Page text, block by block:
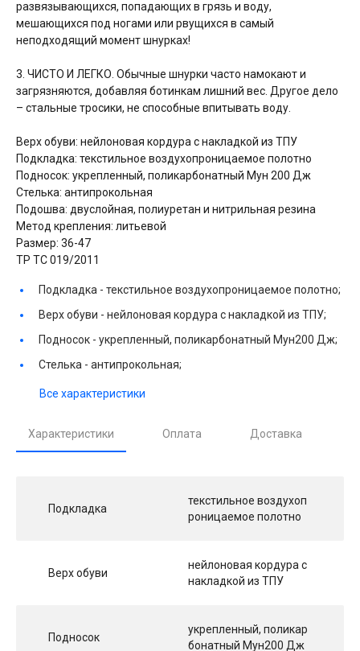
развязывающихся, попадающих в грязь и воду,
мешающихся под ногами или рвущихся в самый
неподходящий момент шнурках!
3. ЧИСТО И ЛЕГКО. Обычные шнурки часто намокают и
загрязняются, добавляя ботинкам лишний вес. Другое дело
– стальные тросики, не способные впитывать воду.
Верх обуви: нейлоновая кордура с накладкой из ТПУ
Подкладка: текстильное воздухопроницаемое полотно
Подносок: укрепленный, поликарбонатный Мун 200 Дж
Стелька: антипрокольная
Подошва: двуслойная, полиуретан и нитрильная резина
Метод крепления: литьевой
Размер: 36-47
ТР ТС 019/2011
Подкладка - текстильное воздухопроницаемое полотно;
Верх обуви - нейлоновая кордура с накладкой из ТПУ;
Подносок - укрепленный, поликарбонатный Мун200 Дж;
Стелька - антипрокольная;
Все характеристики
Характеристики Оплата Доставка
Подкладка
текстильное воздухоп
роницаемое полотно
Верх обуви
нейлоновая кордура с
накладкой из ТПУ
Подносок
укрепленный, поликар
бонатный Мун200 Дж